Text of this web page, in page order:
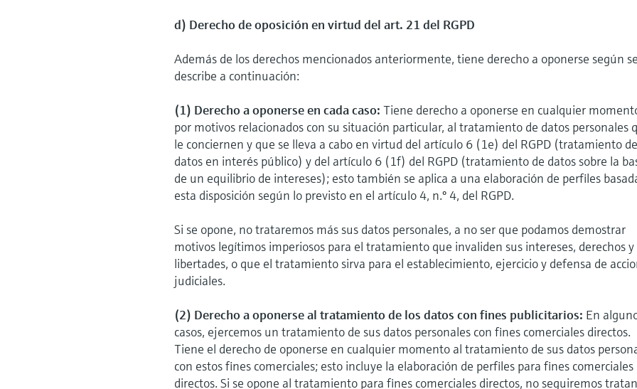
d) Derecho de oposición en virtud del art. 21 del RGPD
Además de los derechos mencionados anteriormente, tiene derecho a oponerse según se
describe a continuación:
(1) Derecho a oponerse en cada caso: Tiene derecho a oponerse en cualquier
por motivos relacionados con su situación particular, al tratamiento de datos personales
le conciernen y que se lleva a cabo en virtud del artículo 6 (1e) del RGPD (tratamiento de
datos en interés público) y del artículo 6 (1f) del RGPD (tratamiento de datos sobre la
de un equilibrio de intereses); esto también se aplica a una elaboración de perfiles
esta disposición según lo previsto en el artículo 4, n.º 4, del RGPD.
Si se opone, no trataremos más sus datos personales, a no ser que podamos demostrar
motivos legítimos imperiosos para el tratamiento que invaliden sus intereses, derechos y
libertades, o que el tratamiento sirva para el establecimiento, ejercicio y defensa de
judiciales.
(2) Derecho a oponerse al tratamiento de los datos con fines publicitarios: En
casos, ejercemos un tratamiento de sus datos personales con fines comerciales directos.
Tiene el derecho de oponerse en cualquier momento al tratamiento de sus datos
con estos fines comerciales; esto incluye la elaboración de perfiles para fines comerciales
directos. Si se opone al tratamiento para fines comerciales directos, no seguiremos